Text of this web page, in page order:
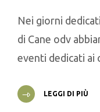
Nei giorni
di Cane odv
eventi dedicati ai
LEGGI DI PIÙ